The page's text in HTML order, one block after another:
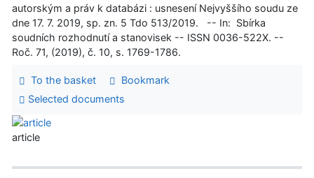
autorským a práv k databázi : usnesení Nejvyššího soudu ze
dne 17. 7. 2019, sp. zn. 5 Tdo 513/2019. -- In: Sbírka
soudních rozhodnutí a stanovisek -- ISSN 0036-522X. --
Roč. 71, (2019), č. 10, s. 1769-1786.
To the basket
Bookmark
Selected documents
article